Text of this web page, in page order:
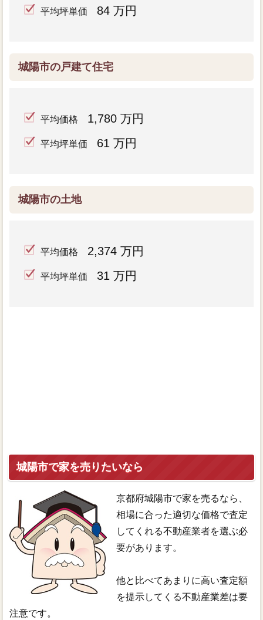
平均坪単価 84 万円
城陽市の戸建て住宅
平均価格 1,780 万円
平均坪単価 61 万円
城陽市の土地
平均価格 2,374 万円
平均坪単価 31 万円
城陽市で家を売りたいなら
京都府城陽市で家を売るなら、
相場に合った適切な価格で査定
してくれる不動産業者を選ぶ必
要があります。
他と比べてあまりに高い査定額
を提示してくる不動産業差は要
注意です。